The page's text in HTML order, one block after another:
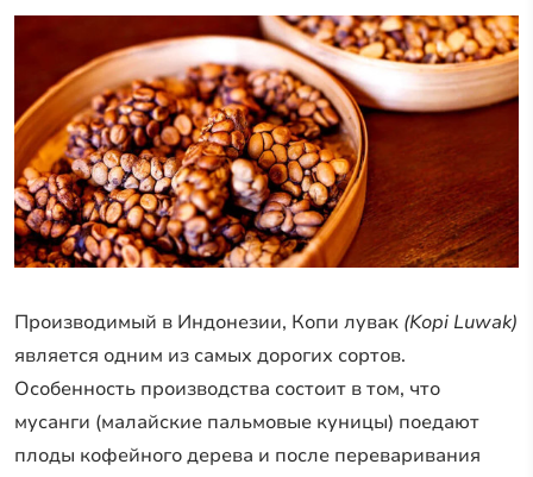
Производимый в Индонезии, Копи лувак (Kopi Luwak)
является одним из самых дорогих сортов.
Особенность производства состоит в том, что
мусанги (малайские пальмовые куницы) поедают
плоды кофейного дерева и после переваривания